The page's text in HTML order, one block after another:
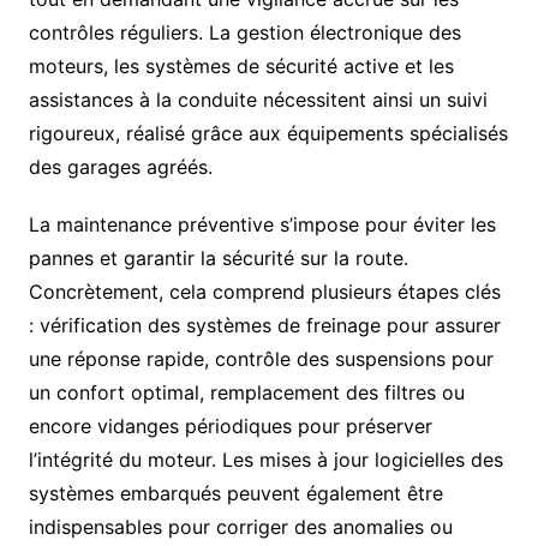
contrôles réguliers. La gestion électronique des
moteurs, les systèmes de sécurité active et les
assistances à la conduite nécessitent ainsi un suivi
rigoureux, réalisé grâce aux équipements spécialisés
des garages agréés.
La maintenance préventive s’impose pour éviter les
pannes et garantir la sécurité sur la route.
Concrètement, cela comprend plusieurs étapes clés
: vérification des systèmes de freinage pour assurer
une réponse rapide, contrôle des suspensions pour
un confort optimal, remplacement des filtres ou
encore vidanges périodiques pour préserver
l’intégrité du moteur. Les mises à jour logicielles des
systèmes embarqués peuvent également être
indispensables pour corriger des anomalies ou